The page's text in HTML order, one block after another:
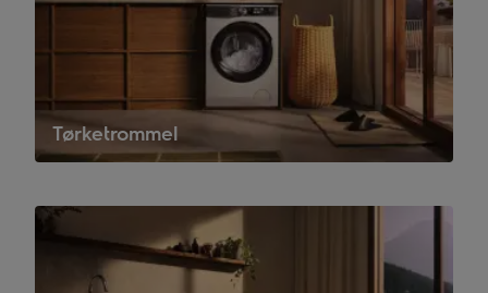
Tørketrommel